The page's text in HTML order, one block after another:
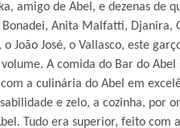
amigo de Abel, e dezenas de
Anita Malfatti, Djanira,
José, o Vallasco, este
A comida do Bar do
a culinária do Abel em
e zelo, a cozinha, por
Tudo era superior, feito com